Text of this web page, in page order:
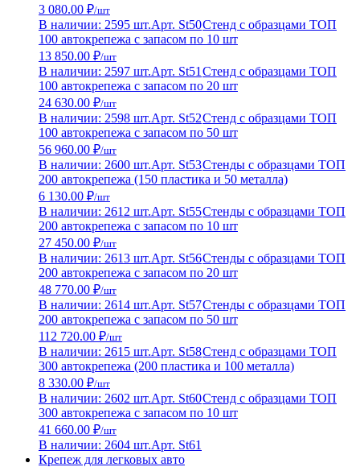
3 080.00 ₽/шт
В наличии: 2595 шт.Арт. St50Стенд с образцами ТОП
100 автокрепежа с запасом по 10 шт
13 850.00 ₽/шт
В наличии: 2597 шт.Арт. St51 Стенд с образцами ТОП
100 автокрепежа с запасом по 20 шт
24 630.00 ₽/шт
В наличии: 2598 шт.Арт. St52Стенд с образцами ТОП
100 автокрепежа с запасом по 50 шт
56 960.00 ₽/шт
В наличии: 2600 шт.Арт. St53Стенды с образцами ТОП
200 автокрепежа (150 пластика и 50 металла)
6 130.00 ₽/шт
В наличии: 2612 шт.Арт. St55Стенды с образцами ТОП
200 автокрепежа с запасом по 10 шт
27 450.00 ₽/шт
В наличии: 2613 шт.Арт. St56Стенды с образцами ТОП
200 автокрепежа с запасом по 20 шт
48 770.00 ₽/шт
В наличии: 2614 шт.Арт. St57Стенды с образцами ТОП
200 автокрепежа с запасом по 50 шт
112 720.00 ₽/шт
В наличии: 2615 шт.Арт. St58Стенд с образцами ТОП
300 автокрепежа (200 пластика и 100 металла)
8 330.00 ₽/шт
В наличии: 2602 шт.Арт. St60Стенд с образцами ТОП
300 автокрепежа с запасом по 10 шт
41 660.00 ₽/шт
В наличии: 2604 шт.Арт. St61
Крепеж для легковых авто